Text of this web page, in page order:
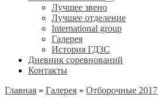
Лучшее звено
Лучшее отделение
International group
Галерея
История ГДЗС
Дневник соревнований
Контакты
Главная » Галерея » Отборочные 2017